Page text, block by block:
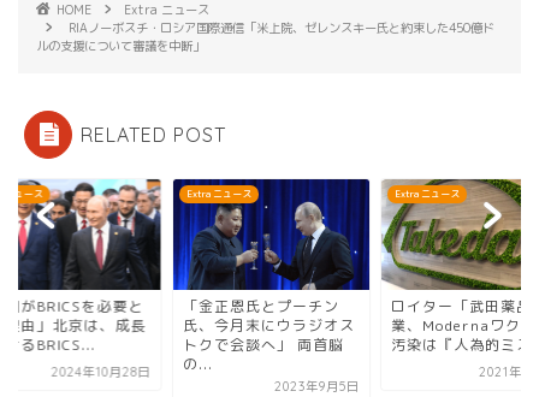
HOME
Extra ニュース
RIAノーボスチ・ロシア国際通信「米上院、ゼレンスキー氏と約束した450億ド
ルの支援について審議を中断」
RELATED POST
ニュース
正恩氏とプーチン
今月末にウラジオス
会談へ」 両首脳
Extra ニュース
ロイター「武田薬品工
業、Modernaワクチンの
汚染は『人為的ミス...
Extra ニュース
「中国がBRICSを必
する理由」北京は、
を続けるBRICS...
2024年10